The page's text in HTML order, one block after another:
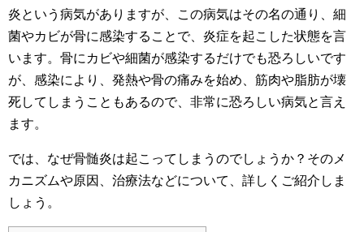
炎という病気がありますが、この病気はその名の通り、細
菌やカビが骨に感染することで、炎症を起こした状態を言
います。骨にカビや細菌が感染するだけでも恐ろしいです
が、感染により、発熱や骨の痛みを始め、筋肉や脂肪が壊
死してしまうこともあるので、非常に恐ろしい病気と言え
ます。
では、なぜ骨髄炎は起こってしまうのでしょうか？そのメ
カニズムや原因、治療法などについて、詳しくご紹介しま
しょう。